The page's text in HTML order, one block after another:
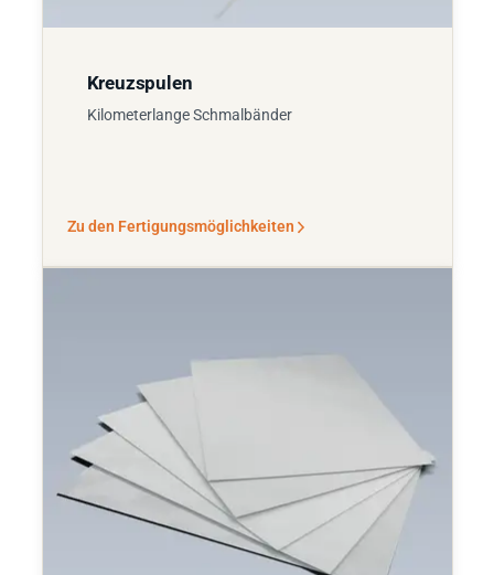
Kreuzspulen
Kilometerlange Schmalbänder
Zu den Fertigungsmöglichkeiten